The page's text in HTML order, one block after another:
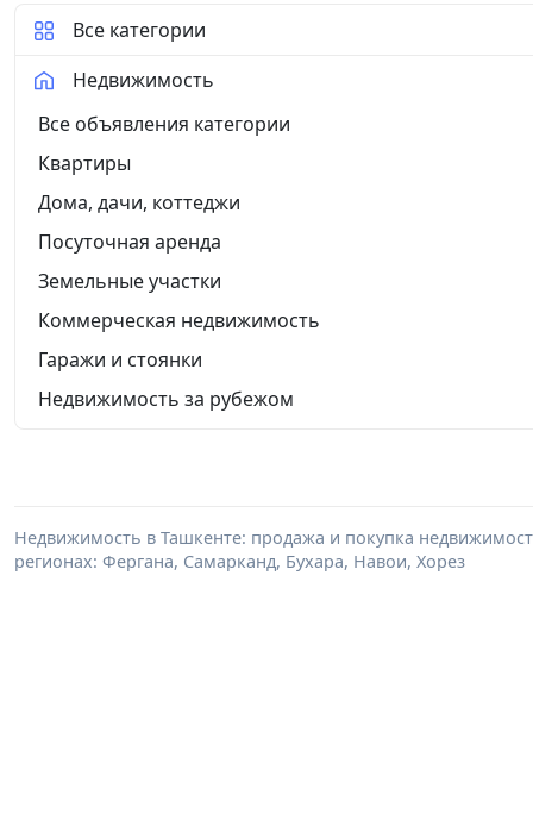
Все категории
Недвижимость
Все объявления категории
Квартиры
Дома, дачи, коттеджи
Посуточная аренда
Земельные участки
Коммерческая недвижимость
Гаражи и стоянки
Недвижимость за рубежом
Недвижимость в Ташкенте: продажа и покупка
регионах: Фергана, Самарканд, Бухара, Навои, Хорез